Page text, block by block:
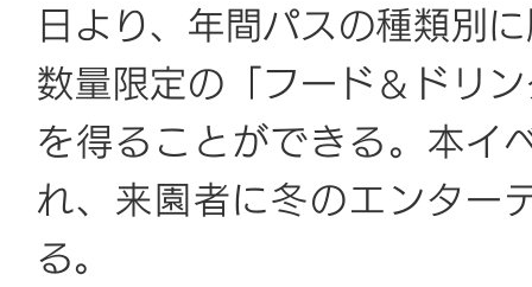
日より、年間パスの種類別
数量限定の「フード＆ドリ
を得ることができる。本
れ、来園者に冬のエンター
る。